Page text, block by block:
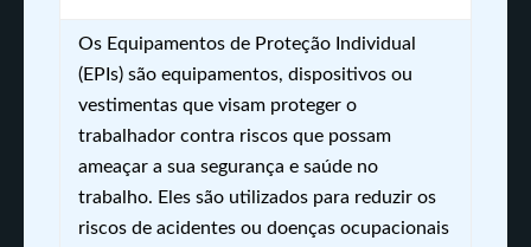
Os Equipamentos de Proteção Individual
(EPIs) são equipamentos, dispositivos ou
vestimentas que visam proteger o
trabalhador contra riscos que possam
ameaçar a sua segurança e saúde no
trabalho. Eles são utilizados para reduzir os
riscos de acidentes ou doenças ocupacionais